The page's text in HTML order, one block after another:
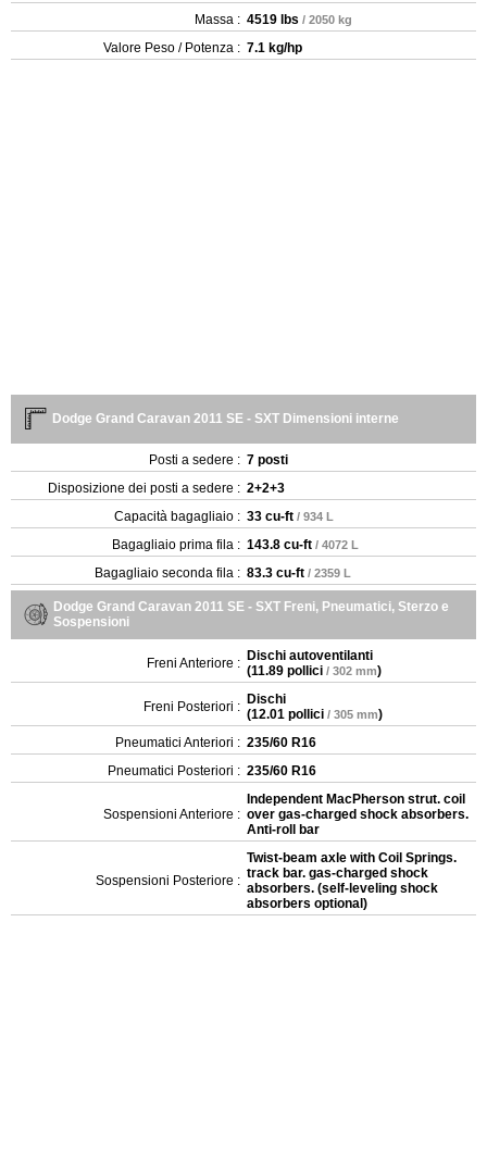
Massa : 4519 lbs / 2050 kg
Valore Peso / Potenza : 7.1 kg/hp
Dodge Grand Caravan 2011 SE - SXT Dimensioni interne
Posti a sedere : 7 posti
Disposizione dei posti a sedere : 2+2+3
Capacità bagagliaio : 33 cu-ft / 934 L
Bagagliaio prima fila : 143.8 cu-ft / 4072 L
Bagagliaio seconda fila : 83.3 cu-ft / 2359 L
Dodge Grand Caravan 2011 SE - SXT Freni, Pneumatici, Sterzo e
Sospensioni
Freni Anteriore : Dischi autoventilanti
(11.89 pollici / 302 mm)
Freni Posteriori : Dischi
(12.01 pollici / 305 mm)
Pneumatici Anteriori : 235/60 R16
Pneumatici Posteriori : 235/60 R16
Sospensioni Anteriore :
Independent MacPherson strut. coil
over gas-charged shock absorbers.
Anti-roll bar
Sospensioni Posteriore :
Twist-beam axle with Coil Springs.
track bar. gas-charged shock
absorbers. (self-leveling shock
absorbers optional)